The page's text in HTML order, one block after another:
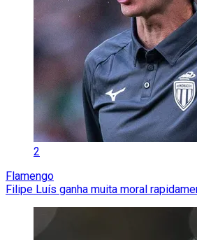
2
Flamengo
Filipe Luís ganha muita moral